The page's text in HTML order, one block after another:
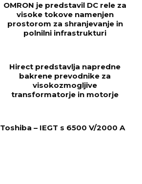
OMRON je predstavil DC rele za
visoke tokove namenjen
prostorom za shranjevanje in
polnilni infrastrukturi
Hirect predstavlja napredne
bakrene prevodnike za
visokozmogljive
transformatorje in motorje
Toshiba – IEGT s 6500 V/2000 A